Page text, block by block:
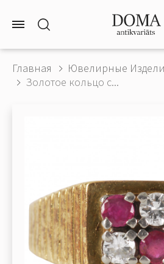
Главная
Ювелирные
Золотое кольцо с...